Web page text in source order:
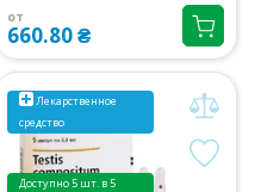
от
660.80 ₴
Лекарственное
средство
Доступно 5 шт. в 5